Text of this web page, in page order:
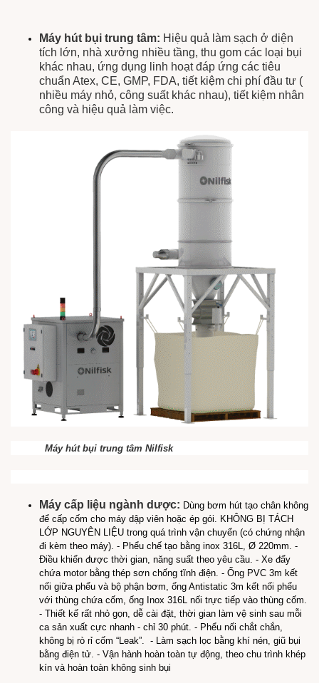
Máy hút bụi trung tâm: Hiệu quả làm sạch ở diện
tích lớn, nhà xưởng nhiều tầng, thu gom các loại bụi
khác nhau, ứng dụng linh hoạt đáp ứng các tiêu
chuẩn Atex, CE, GMP, FDA, tiết kiệm chi phí đầu tư (
nhiều máy nhỏ, công suất khác nhau), tiết kiệm nhân
công và hiệu quả làm việc.
Máy hút bụi trung tâm Nilfisk
Máy cấp liệu ngành dược: Dùng bơm hút tạo chân không
để cấp cốm cho máy dập viên hoặc ép gói. KHÔNG BỊ TÁCH
LỚP NGUYÊN LIỆU trong quá trình vận chuyển (có chứng nhận
đi kèm theo máy). - Phểu chế tạo bằng inox 316L, Ø 220mm. -
Điều khiển được thời gian, năng suất theo yêu cầu. - Xe đẩy
chứa motor bằng thép sơn chống tĩnh điện. - Ống PVC 3m kết
nối giữa phểu và bộ phận bơm, ống Antistatic 3m kết nối phểu
với thùng chứa cốm, ống Inox 316L nối trực tiếp vào thùng cốm.
- Thiết kế rất nhỏ gọn, dễ cài đặt, thời gian làm vệ sinh sau mỗi
ca sản xuất cực nhanh - chỉ 30 phút. - Phểu nối chắt chắn,
không bị rò rỉ cốm “Leak”.
- Làm sạch lọc bằng khí nén, giũ bụi
bằng điện tử. - Vận hành hoàn toàn tự động, theo chu trình khép
kín và hoàn toàn không sinh bụi